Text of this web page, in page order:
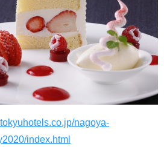
nagoya-
index.html